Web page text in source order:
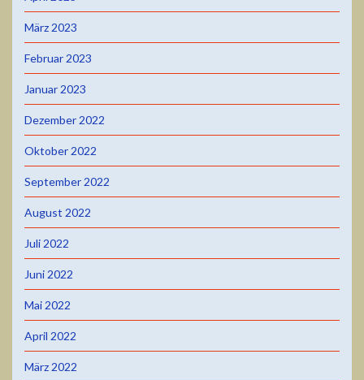
März 2023
Februar 2023
Januar 2023
Dezember 2022
Oktober 2022
September 2022
August 2022
Juli 2022
Juni 2022
Mai 2022
April 2022
März 2022